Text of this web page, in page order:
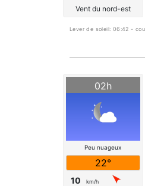
Vent du nord-est
Lever de soleil: 06:42 -
02h
Peu nuageux
22°
10 km/h